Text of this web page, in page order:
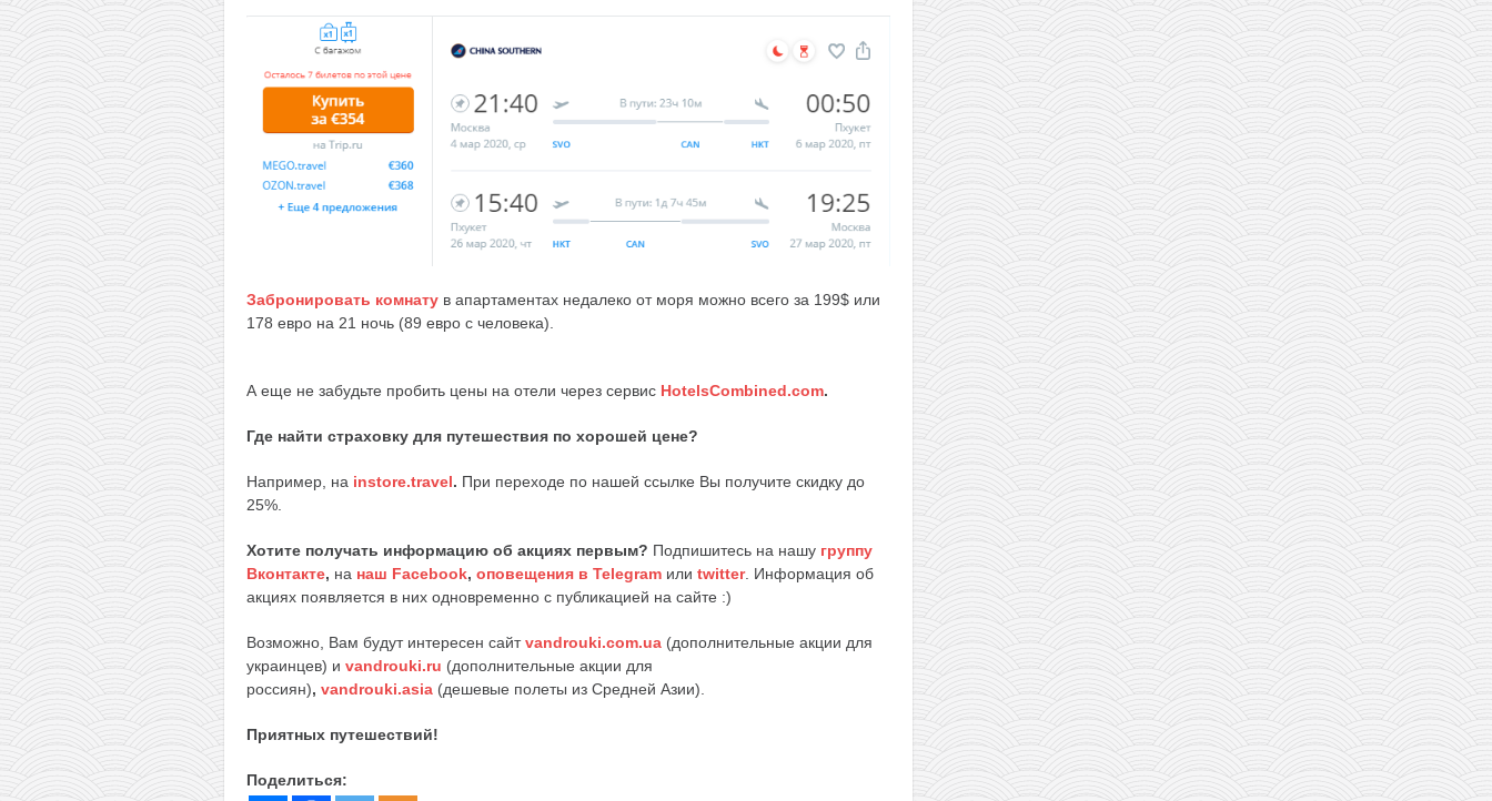
Забронировать комнату в апартаментах недалеко от моря можно всего за 199$ или
178 евро на 21 ночь (89 евро с человека).
А еще не забудьте пробить цены на отели через сервис HotelsCombined.com.
Где найти страховку для путешествия по хорошей цене?
Например, на instore.travel. При переходе по нашей ссылке Вы получите скидку до
25%.
Хотите получать информацию об акциях первым? Подпишитесь на нашу группу
Вконтакте, на наш Facebook, оповещения в Telegram или twitter. Информация об
акциях появляется в них одновременно с публикацией на сайте :)
Возможно, Вам будут интересен сайтvandrouki.com.ua (дополнительные акции для
украинцев) и vandrouki.ru (дополнительные акции для
россиян), vandrouki.asia (дешевые полеты из Средней Азии).
Приятных путешествий!
Поделиться: